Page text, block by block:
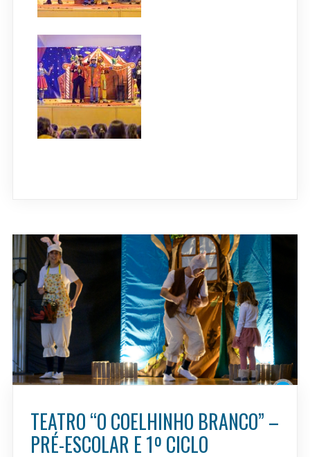
TEATRO “O COELHINHO BRANCO” –
PRÉ-ESCOLAR E 1º CICLO